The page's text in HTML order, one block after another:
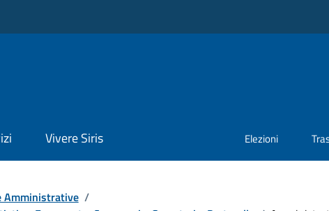
Vivere Siris Elezioni
Amministrative /